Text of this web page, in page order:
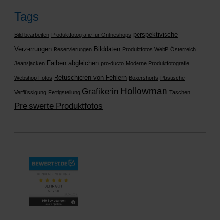
Tags
Bild bearbeiten Produktfotografie für Onlineshops perspektivische
Verzerrungen Reservierungen Bilddaten Produktfotos WebP Österreich
Jeansjacken Farben abgleichen pro-ducto Moderne Produktfotografie
Webshop Fotos Retuschieren von Fehlern Boxershorts Plastische
Verflüssigung Fertigstellung Grafikerin Hollowman Taschen
Preiswerte Produktfotos